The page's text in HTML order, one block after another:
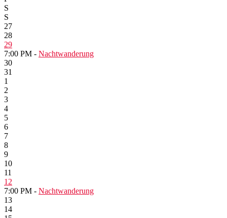
S
S
27
28
29
7:00 PM - Nachtwanderung
30
31
1
2
3
4
5
6
7
8
9
10
11
12
7:00 PM - Nachtwanderung
13
14